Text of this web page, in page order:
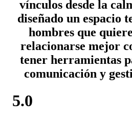
vínculos desde la
diseñado un espacio
hombres que
relacionarse mejor
tener herramientas
comunicación y
5.0